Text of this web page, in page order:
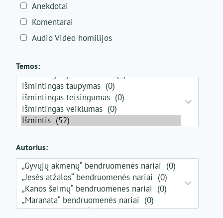
Anekdotai
Komentarai
Audio Video homilijos
Temos:
Autorius: